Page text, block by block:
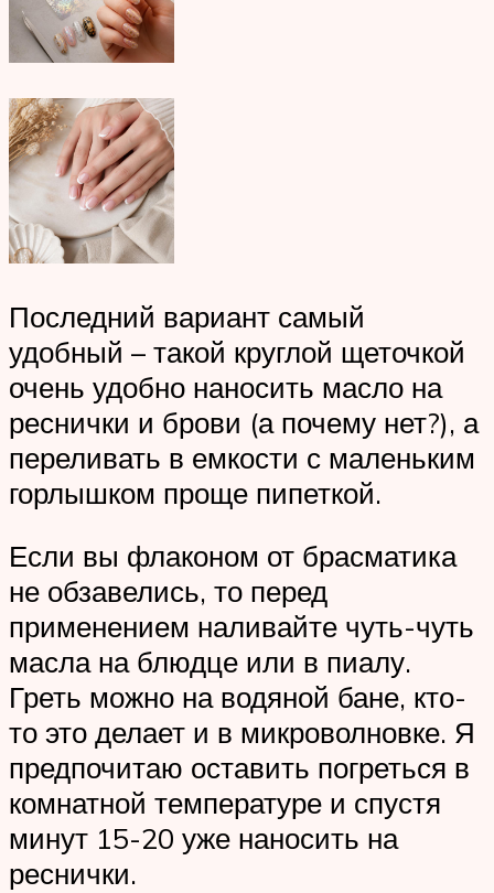
Последний вариант самый
удобный – такой круглой щеточкой
очень удобно наносить масло на
реснички и брови (а почему нет?), а
переливать в емкости с маленьким
горлышком проще пипеткой.
Если вы флаконом от брасматика
не обзавелись, то перед
применением наливайте чуть-чуть
масла на блюдце или в пиалу.
Греть можно на водяной бане, кто-
то это делает и в микроволновке. Я
предпочитаю оставить погреться в
комнатной температуре и спустя
минут 15-20 уже наносить на
реснички.